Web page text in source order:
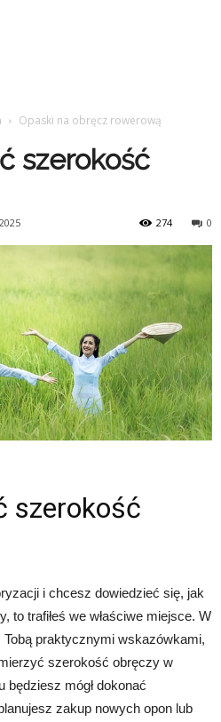
Opaski na obręcz rowerową
szerokość
0
274
szerokość
i chcesz dowiedzieć się, jak
to trafiłeś we właściwe miejsce. W
praktycznymi wskazówkami,
szerokość obręczy w
będziesz mógł dokonać
zakup nowych opon lub